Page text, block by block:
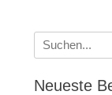
Suche
nach:
Neueste